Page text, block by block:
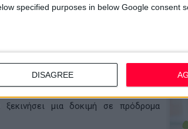
specified purposes in below Google consent
DISAGREE
έδειξαν ότι ο ΜΚ-8931 μπορεί να
υγρό (
με ΝΑ, χωρίς δοσο-εξαρτώμενες
η
, για να αξιολογήσει την ασφάλεια
με εικονικό φάρμακο σε ασθενείς
ξεκινήσει μια δοκιμή σε πρόδρομα